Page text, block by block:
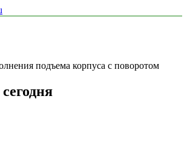
подъема корпуса с поворотом